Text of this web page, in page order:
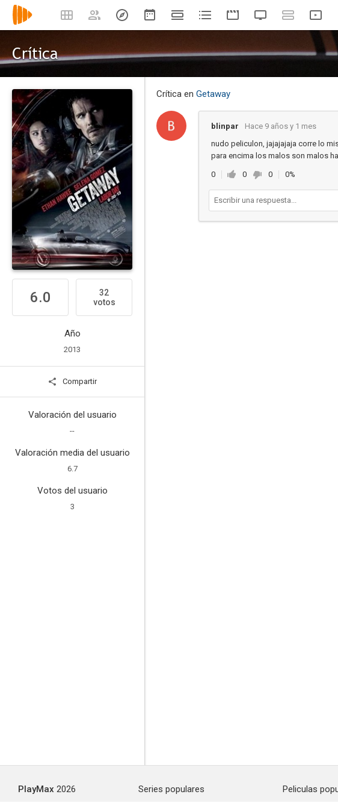
Crítica
6.0
32
votos
Año
2013
Compartir
Valoración del usuario
--
Valoración media del usuario
6.7
Votos del usuario
3
Crítica en Getaway
blinpar
Hace 9 años y 1 mes
nudo peliculon, jajajajaja corre lo
para encima los malos son malos
0 0 0 0%
PlayMax 2026
Series populares
Peliculas